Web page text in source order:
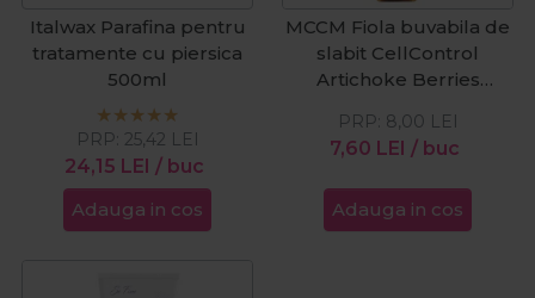
Italwax Parafina pentru
tratamente cu piersica
500ml
24,15 LEI / buc
PRP: 25,42 LEI
Adauga in cos
MCCM Fiola buvabila de
slabit CellControl
Artichoke Berries
7,60 LEI / buc
PRP: 8,00 LEI
Adauga in cos